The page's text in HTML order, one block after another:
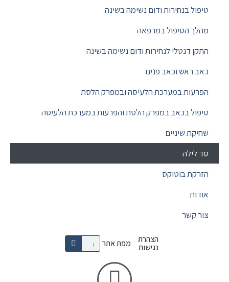
טיפול בנחירות ודום נשימה בשינה
מהלך הטיפול במרפאה
התקן דנטלי לנחירות ודום נשימה בשינה
כאב ראש וכאב פנים
הפרעות במערכת הלעיסה ובמפרק הלסת
טיפול בכאב במפרק הלסת והפרעות במערכת הלעיסה
שחיקת שיניים
סד לילה
הזרקת בוטוקס
אודות
צור קשר
הצהרת
נגישות מפת אתר